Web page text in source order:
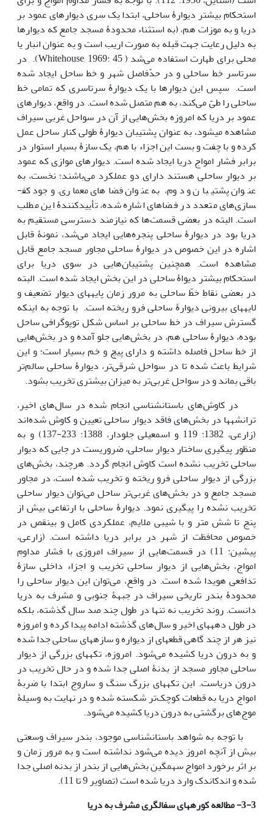
استحکام بیشتر دیوارۀ ساحلی، ابتدا یک­ سری دیوارهای عمود بر
دریا و به موزات هم، (به استثناء محدودۀ مسجد جامع که دیوارها
به دلیل رعایت جهت قبله به صورت اریب است و به عنوان انبار یا
محلی برای طهارت استفاده می‌شد (­ Whitehouse, 1969: 45). در
سرتاسر خط ساحلی و در حدّفاصل شهر و خط ساحل ایجاد شده
است. سپس این دیوارها با یک دیوارۀ سرتاسری که تمامی خط
ساحلی را طیّ می‌کند، به هم متصل شده است. در واقع، دیوارهای
عمود بر دریا که امروزه بخش‌هایی از آن در سواحل غربی سیراف
مشاهده می­شود، به عنوان پشتیبان دیوارۀ طولی کنار ساحل عمل
کرده و با چفت و بست این اجزاء با هم، یک سازۀ بسیار استوار در
برابر فشار امواج دریا ایجاد شده است. دیوارهای موازی که عمود
بر دیوار ساحلی هستند دارای دو عملکرد می‌باشند؛ نخست، به
عنوان پشتیبان و دوم، به عنوان فضاهای معماری. وجود کف­
سازی‌های متعدد در فضاهای اشاره شده، تأییدکنندۀ این مطلب
است. البته در بعضی قسمت‌ها که نیازمند دسترسی مستقیم به
دریا بود در دیوارۀ ساحلی پنجره‌هایی ایجاد می‌شد، نمونۀ قابل
اشاره در این خصوص در دیوارۀ ساحلی مجاور مسجد جامع قابل
مشاهده است. همچنین پشتیبان‌هایی در سوی دریا برای
استحکام بیشتر دیواۀ ساحلی در این بخش ایجاد شده است. البته
در بعضی نقاطِ خطّ ساحلی به مرور زمان پایه­های دیوار تضعیف و
لایه­های بیرونی دیوارۀ ساحلی فرو ریخته است. با توجه به اینکه
گسترش سیراف در خط ساحلی بر اساس شکل توپوگرافی ساحل
بوده، دیوارۀ ساحلی هم، در بخش‌هایی جلو آمده و در بخش‌هایی
از خط ساحل فاصله داشته و دارای پیچ و خم بسیار است؛ و این
شرایط باعث شده تا در سواحل شرقی‌تر، دیوارۀ ساحلی سالم‌تر
باقی بماند و در سواحل غربی‌تر به میزان بیشتری تخریب بشود.
در کاوش‌های باستان­شناسی انجام شده در سال‌های اخیر،
ترانشه­ها در بخش‌های فاقد دیوار ساحلی تعیین و کاوش شده‌اند
(زارعی، 1382: 119 و اسمعیلی جلودار، 1388: 233-137) و به
منظور پیگیری ساختار دیوار ساحلی، ضروریست در جایی که دیوار
ساحلی تخریب نشده است کاوش انجام گردد. هرچند، بخش‌های
بزرگی از دیوار ساحلی فرو ریخته و تخریب شده است، در مجاور
مسجد جامع و در بخش‌های غربی‌تر ساحل می‌توان دیوار ساحلی
تخریب نشده را پیگیری نمود. دیوارۀ ساحلی با ارتفاعی بیش از
پنج تا شش متر و با شیبی ملایم، عملکردی کامل و بی­نقص در
خصوص محافظت از شهر در برابر دریا داشته است. (زارعی،
پیشین: 11) در قسمت‌هایی از سیراف امروزی با فشار مداوم
امواج، بخش‌هایی از دیوار ساحلی تخریب و اجزاء داخلی سازۀ
تدافعی هویدا شده است. در واقع، می‌توان این دیوار ساحلی را
محدودۀ بندر تاریخی سیراف در جبهۀ جنوبی و مشرف به دریا
دانست. روند تخریب نه تنها در طول چند صد سال گذشته، بلکه
در طول دهه­های اخیر و سال‌های گذشته ادامه پیدا کرده و امروزه
نیز هر از­ چند ­گاهی قطعه­ای از دیواره و سازه­های ساحلی جدا شده
و به درون دریا کشیده می‌شود. امروزه، تکه­های بزرگی از دیوار
ساحلی مجاور مسجد از بدنۀ اصلی جدا شده و در حال تخریب در
درون دریاست. این تکه­های بزرگ سنگ و ساروج ابتدا با ضربۀ
امواج دریا به قطعات کوچک‌تر شکسته شده و در نهایت به وسیلۀ
موج‌های برگشتی به درون دریا کشیده می‌شود.
با توجه به شواهد باستان­شناسی موجود، بندر سیراف وسعتی
بیش از آنچه امروز دیده می‌شود نداشته است و به مرور زمان و
بر اثر برخورد امواج سهمگین بخش‌هایی از بندر از بدنه اصلی جدا
شده و اندک­اندک وارد دریا شده است (­تصاویر 9 تا 11).
3-3- مطالعه کوره­های سفالگری مشرف به دریا